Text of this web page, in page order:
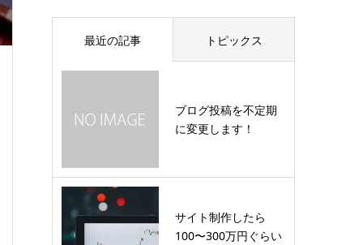
最近の記事 トピックス
ブログ投稿を不定期
に変更します！
サイト制作したら
100〜300万円ぐらい